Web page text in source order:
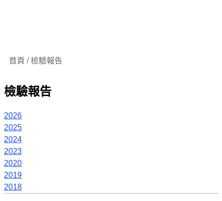
首頁 / 檢驗報告
檢驗報告
2026
2025
2024
2023
2020
2019
2018